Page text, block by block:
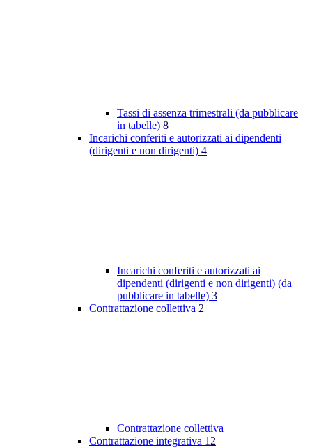
Tassi di assenza trimestrali (da pubblicare
in tabelle) 8
Incarichi conferiti e autorizzati ai dipendenti
(dirigenti e non dirigenti) 4
Incarichi conferiti e autorizzati ai
dipendenti (dirigenti e non dirigenti) (da
pubblicare in tabelle) 3
Contrattazione collettiva 2
Contrattazione collettiva
Contrattazione integrativa 12